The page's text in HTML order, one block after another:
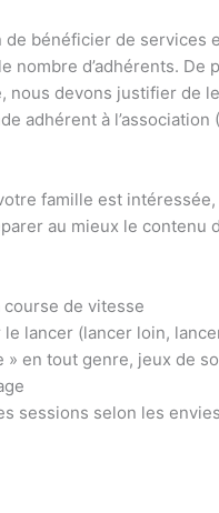
bénéficier de services
nombre d’adhérents.
devons justifier de
adhérent à
famille est
au mieux le contenu
course de vitesse
lancer (lancer loin,
» en tout genre, jeux de
sessions selon les